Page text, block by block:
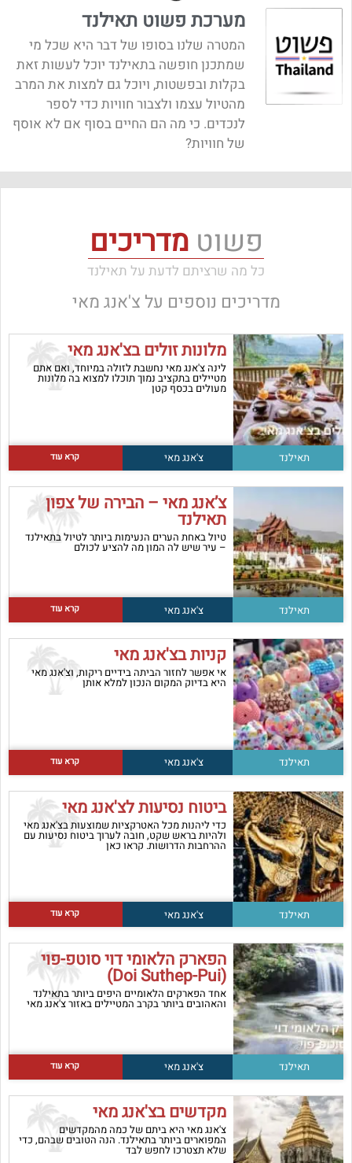
מערכת פשוט תאילנד
המטרה שלנו בסופו של דבר היא שכל מי
שמתכנן חופשה בתאילנד יוכל לעשות זאת
בקלות ובפשטות, ויוכל גם למצות את המרב
מהטיול עצמו ולצבור חוויות כדי לספר
לנכדים. כי מה הם החיים בסוף אם לא אוסף
של חוויות?
פשוטמדריכים
כל מה שרציתם לדעת על תאילנד
מדריכים נוספים על צ'אנג מאי
מלונות זולים בצ'אנג מאי
לינה צ'אנג מאי נחשבת לזולה במיוחד, ואם אתם
מטיילים בתקציב נמוך תוכלו למצוא בה מלונות
מעולים בכסף קטן
תאילנד צ'אנג מאי קרא עוד
צ’אנג מאי – הבירה של צפון
תאילנד
טיול באחת הערים הנעימות ביותר לטיול בתאילנד
– עיר שיש לה המון מה להציע לכולם
תאילנד צ'אנג מאי קרא עוד
קניות בצ'אנג מאי
אי אפשר לחזור הביתה בידיים ריקות, וצ'אנג מאי
היא בדיוק המקום הנכון למלא אותן
תאילנד צ'אנג מאי קרא עוד
ביטוח נסיעות לצ'אנג מאי
כדי ליהנות מכל האטרקציות שמוצעות בצ'אנג מאי
ולהיות בראש שקט, חובה לערוך ביטוח נסיעות עם
ההרחבות הדרושות. קראו כאן
תאילנד צ'אנג מאי קרא עוד
הפארק הלאומי דוי סוטפ-פוי
(Doi Suthep-Pui)
אחד הפארקים הלאומיים היפים ביותר בתאילנד
והאהובים ביותר בקרב המטיילים באזור צ'אנג מאי
תאילנד צ'אנג מאי קרא עוד
מקדשים בצ'אנג מאי
צ'אנג מאי היא ביתם של כמה מהמקדשים
המפוארים ביותר בתאילנד. הנה הטובים שבהם, כדי
שלא תצטרכו לחפש לבד